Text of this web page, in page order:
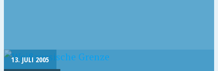
13. JULI 2005